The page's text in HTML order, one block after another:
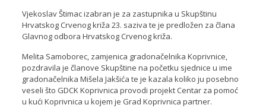
Vjekoslav Štimac izabran je za zastupnika u Skupštinu
Hrvatskog Crvenog križa 23. saziva te je predložen za člana
Glavnog odbora Hrvatskog Crvenog križa.
Melita Samoborec, zamjenica gradonačelnika Koprivnice,
pozdravila je članove Skupštine na početku sjednice u ime
gradonačelnika Mišela Jakšića te je kazala koliko ju posebno
veseli što GDCK Koprivnica provodi projekt Centar za pomoć
u kući Koprivnica u kojem je Grad Koprivnica partner.